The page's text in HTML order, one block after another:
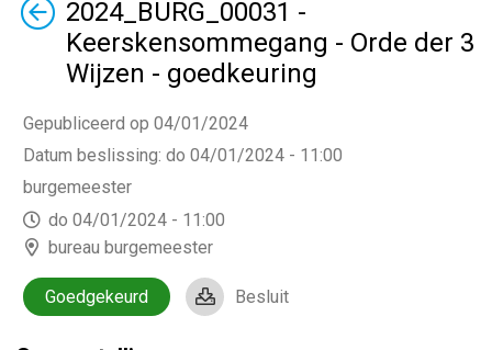
Terug2024_BURG_00031 -
Keerskensommegang - Orde der 3
Wijzen - goedkeuring
Gepubliceerd op 04/01/2024
Datum beslissing: do 04/01/2024 - 11:00
burgemeester
do 04/01/2024 - 11:00
bureau burgemeester
Goedgekeurd Besluit